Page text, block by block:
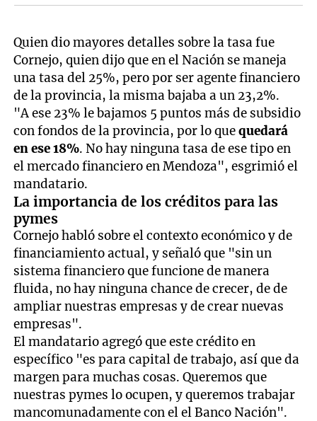
Quien dio mayores detalles sobre la tasa fue
Cornejo, quien dijo que en el Nación se maneja
una tasa del 25%, pero por ser agente financiero
de la provincia, la misma bajaba a un 23,2%.
"A ese 23% le bajamos 5 puntos más de subsidio
con fondos de la provincia, por lo quequedará
en ese 18%. No hay ninguna tasa de ese tipo en
el mercado financiero en Mendoza", esgrimió el
mandatario.
La importancia de los créditos para las
pymes
Cornejo habló sobre el contexto económico y de
financiamiento actual, y señaló que "sin un
sistema financiero que funcione de manera
fluida, no hay ninguna chance de crecer, de de
ampliar nuestras empresas y de crear nuevas
empresas".
El mandatario agregó que este crédito en
específico "es para capital de trabajo, así que da
margen para muchas cosas. Queremos que
nuestras pymes lo ocupen, y queremos trabajar
mancomunadamente con el el Banco Nación".